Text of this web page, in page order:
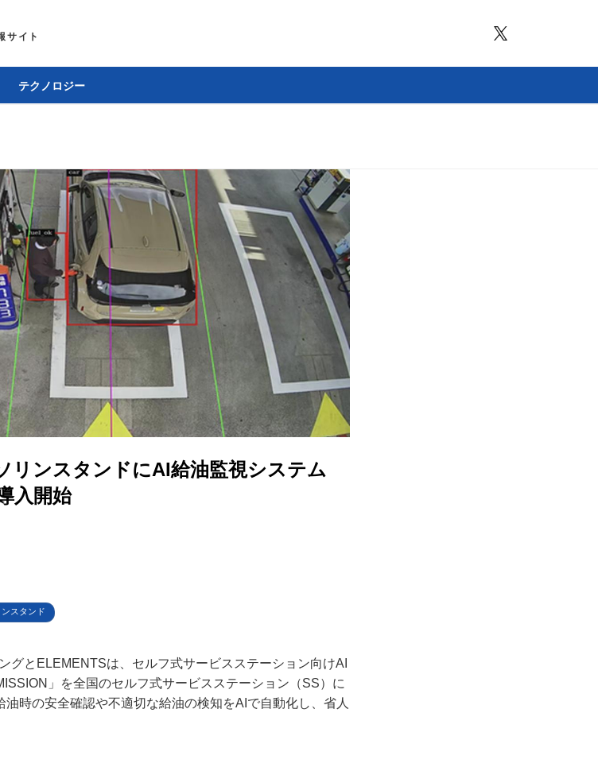
テクノロジー
リンスタンドにAI給油監視システム
入開始
スタンド
グとELEMENTSは、セルフ式サービスステーション向けAI
」を全国のセルフ式サービスステーション（SS）に
時の安全確認や不適切な給油の検知をAIで自動化し、省人